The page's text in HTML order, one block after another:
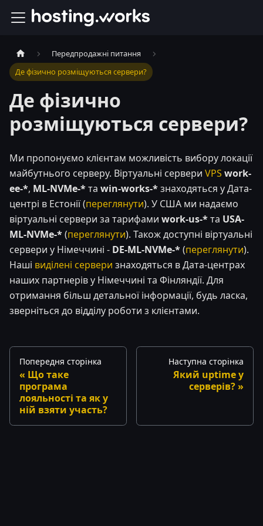
Передпродажні питання
Де фізично розміщуються сервери?
Де фізично
розміщуються сервери?
Ми пропонуємо клієнтам можливість вибору локації
майбутнього серверу. Віртуальні сервери VPS work-
ee-*, ML-NVMe-*та win-works-*знаходяться у Дата-
центрі в Естонії (переглянути). У США ми надаємо
віртуальні сервери за тарифами work-us-*та USA-
ML-NVMe-*(переглянути). Також доступні віртуальні
сервери у Німеччині - DE-ML-NVMe-*(переглянути).
Наші виділені сервери знаходяться в Дата-центрах
наших партнерів у Німеччині та Фінляндії. Для
отримання більш детальної інформації, будь ласка,
зверніться до відділу роботи з клієнтами.
Попередня сторінка
Що таке
програма
лояльності та як у
ній взяти участь?
Наступна сторінка
Який uptime у
серверів?